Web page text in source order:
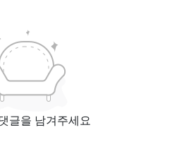
글을 남겨주세요